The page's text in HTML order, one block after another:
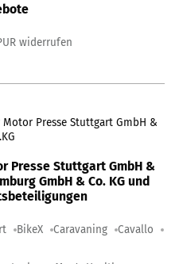
widerrufen
Presse Stuttgart GmbH &
Presse Stuttgart GmbH &
GmbH & Co. KG und
BikeX Caravaning Cavallo